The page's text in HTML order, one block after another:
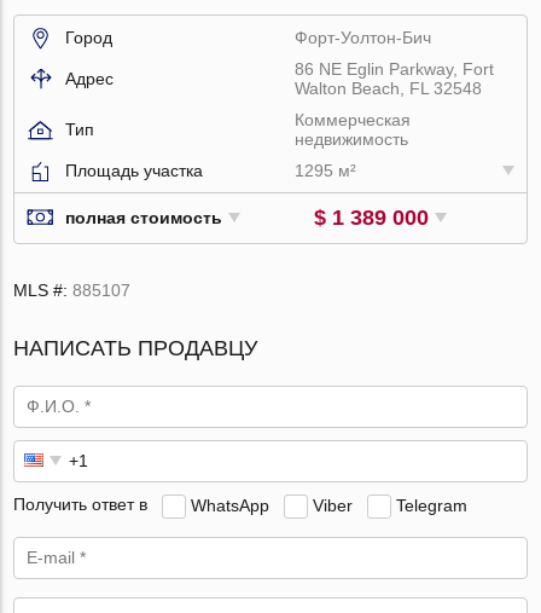
Город Форт-Уолтон-Бич
Адрес
86 NE Eglin Parkway, Fort
Walton Beach, FL 32548
Тип
Коммерческая
недвижимость
Площадь участка
1295 м²
полная стоимость $ 1 389 000
MLS #:885107
НАПИСАТЬ ПРОДАВЦУ
Получить ответ в WhatsApp Viber Telegram